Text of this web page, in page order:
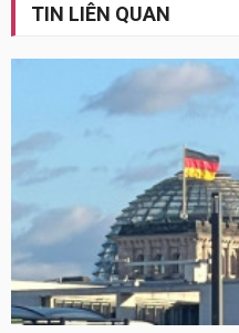
TIN LIÊN QUAN